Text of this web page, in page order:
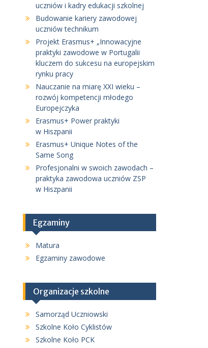
uczniów i kadry edukacji szkolnej
Budowanie kariery zawodowej
uczniów technikum
Projekt Erasmus+ „Innowacyjne
praktyki zawodowe w Portugalii
kluczem do sukcesu na europejskim
rynku pracy
Nauczanie na miarę XXI wieku –
rozwój kompetencji młodego
Europejczyka
Erasmus+ Power praktyki
w Hiszpanii
Erasmus+ Unique Notes of the
Same Song
Profesjonalni w swoich zawodach –
praktyka zawodowa uczniów ZSP
w Hiszpanii
Egzaminy
Matura
Egzaminy zawodowe
Organizacje szkolne
Samorząd Uczniowski
Szkolne Koło Cyklistów
Szkolne Koło PCK